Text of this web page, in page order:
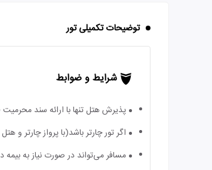
توضیحات تکمیلی تور
شرایط و ضوابط
پذیرش هتل تنها با ارائه سند
اگر تور چارتر باشد(با پرواز چارتر
مسافر می‌تواند در صورت نیاز به بیمه